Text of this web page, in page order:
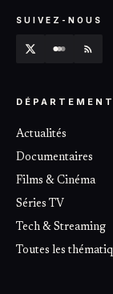
SUIVEZ-NOUS
Actualités
Documentaires
Films & Cinéma
Séries TV
Tech & Streaming
Toutes les